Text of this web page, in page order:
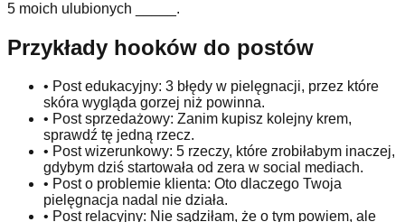
5 moich ulubionych _____.
Przykłady hooków do postów
• Post edukacyjny: 3 błędy w pielęgnacji, przez które
skóra wygląda gorzej niż powinna.
• Post sprzedażowy: Zanim kupisz kolejny krem,
sprawdź tę jedną rzecz.
• Post wizerunkowy: 5 rzeczy, które zrobiłabym inaczej,
gdybym dziś startowała od zera w social mediach.
• Post o problemie klienta: Oto dlaczego Twoja
pielęgnacja nadal nie działa.
• Post relacyjny: Nie sądziłam, że o tym powiem, ale